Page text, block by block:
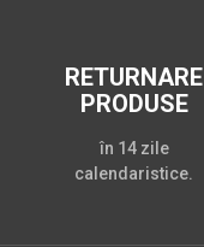
RETURNARE
PRODUSE
în 14 zile
calendaristice.